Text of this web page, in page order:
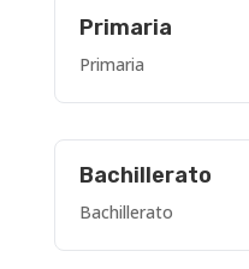
Primaria
Primaria
Bachillerato
Bachillerato